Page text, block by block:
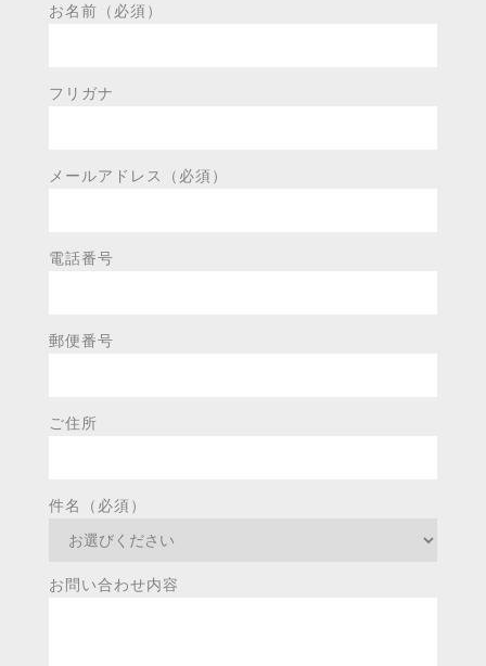
お名前（必須）
フリガナ
メールアドレス（必須）
電話番号
郵便番号
ご住所
件名（必須）
お問い合わせ内容